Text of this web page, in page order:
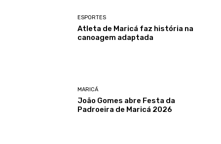
ESPORTES
Atleta de Maricá faz história na
canoagem adaptada
MARICÁ
João Gomes abre Festa da
Padroeira de Maricá 2026